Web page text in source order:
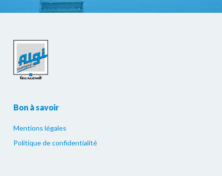
Bon à savoir
Mentions légales
Politique de confidentialité